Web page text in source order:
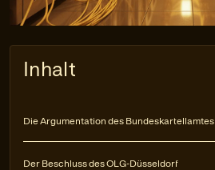
Inhalt
Die Argumentation des Bundeskartellamtes
Der Beschluss des OLG-Düsseldorf